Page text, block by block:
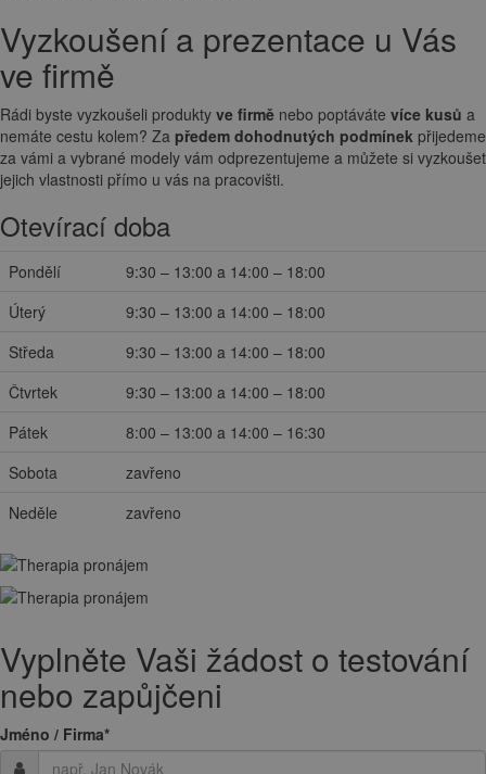
Vyzkoušení a prezentace u Vás
ve firmě
Rádi byste vyzkoušeli produkty ve firmě nebo poptáváte více kusů a
nemáte cestu kolem? Za předem dohodnutých podmínek přijedeme
za vámi a vybrané modely vám odprezentujeme a můžete si vyzkoušet
jejich vlastnosti přímo u vás na pracovišti.
Otevírací doba
Pondělí
9:30 – 13:00 a 14:00 – 18:00
Úterý
9:30 – 13:00 a 14:00 – 18:00
Středa
9:30 – 13:00 a 14:00 – 18:00
Čtvrtek
9:30 – 13:00 a 14:00 – 18:00
Pátek
8:00 – 13:00 a 14:00 – 16:30
Sobota
zavřeno
Neděle
zavřeno
Vyplněte Vaši žádost o testování
nebo zapůjčeni
Jméno / Firma*